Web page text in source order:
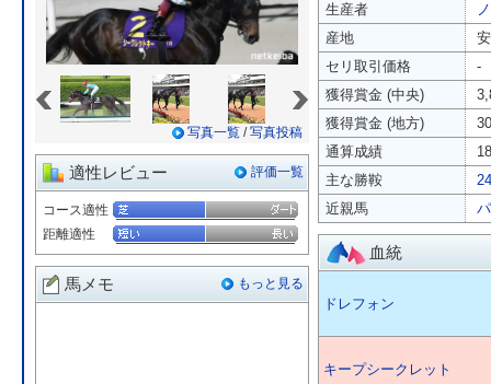
写真一覧 /写真投稿
適性レビュー 評価一覧
コース適性
距離適性
馬メモ もっと見る
生産者
産地
セリ取引価格
-
獲得賞金 (中央)
獲得賞金 (地方)
通算成績
主な勝鞍
近親馬
血統
ドレフォン
キープシークレット